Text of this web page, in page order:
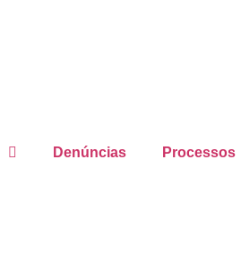
Denúncias Processos